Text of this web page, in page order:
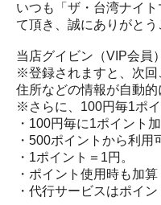
いつも「ザ・台湾ナイ
て頂き、誠にありがとう
当店グイビン（VIP会員
※登録されますと、次回
住所などの情報が自動的
※さらに、100円毎1ポイ
・100円毎に1ポイント加
・500ポイントから利用
・1ポイント＝1円。
・ポイント使用時も加
・代行サービスはポイ